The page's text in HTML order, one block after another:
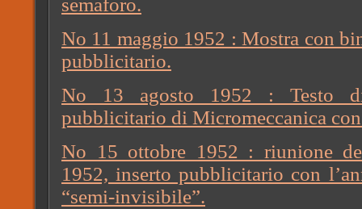
semaforo.
No 11 maggio 1952 : Mostra con
pubblicitario.
No 13 agosto 1952 : Testo
pubblicitario di Micromeccanica
No 15 ottobre 1952 : riunione
1952, inserto pubblicitario con
“semi-invisibile”.